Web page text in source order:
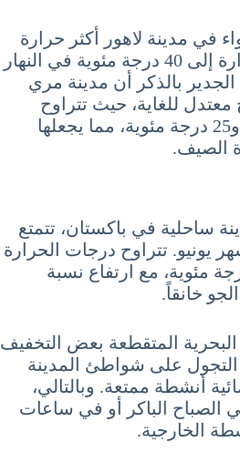
في مدينة لاهور أكثر حرارة
حيث تصل درجات الحرارة إلى 40 درجة مئوية في النهار
بالذكر أن مدينة مري
للغاية، حيث تتراوح
درجات الحرارة بين 15 و25 درجة مئوية، مما يجعلها
الصيف.
ساحلية في باكستان، تتمتع
يونيو. تتراوح درجات الحرارة
بين 30 و35 درجة مئوية، مع ارتفاع نسبة
خانقاً.
البحرية المتقطعة بعض التخفيف
على شواطئ المدينة
أنشطة ممتعة. وبالتالي،
الباكر أو في ساعات
الخارجية.